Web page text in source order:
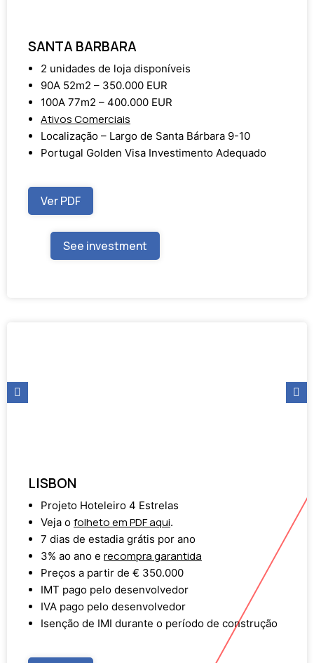
SANTA BARBARA
2 unidades de loja disponíveis
90A 52m2 – 350.000 EUR
100A 77m2 – 400.000 EUR
Ativos Comerciais
Localização – Largo de Santa Bárbara 9-10
Portugal Golden Visa Investimento Adequado
Ver PDF
See investment
LISBON
Projeto Hoteleiro 4 Estrelas
Veja o folheto em PDF aqui.
7 dias de estadia grátis por ano
3% ao ano e recompra garantida
Preços a partir de € 350.000
IMT pago pelo desenvolvedor
IVA pago pelo desenvolvedor
Isenção de IMI durante o período de construção